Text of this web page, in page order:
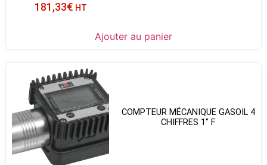
181,33€ HT
Ajouter au panier
COMPTEUR MÉCANIQUE GASOIL 4
CHIFFRES 1″ F